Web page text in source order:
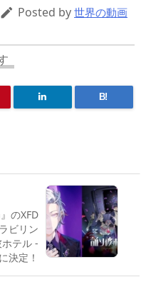
ar ro
p.
 Posted by 世界の動画
B!
のXFD
ビリン
テル -
決定！